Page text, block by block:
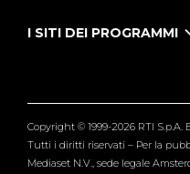
Tutti i servizi
I SITI DEI PROGRAMMI
Verissimo
Copyright © 1999-2026 RTI S.p.A.
Tutti i diritti riservati – Per la
Mediaset N.V., sede legale